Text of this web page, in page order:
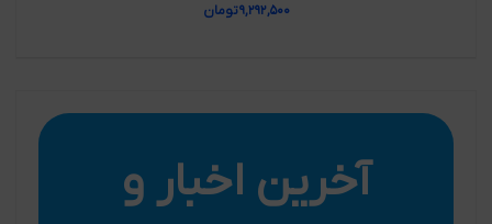
۹,۲۹۲,۵۰۰تومان
آخرین اخبار و